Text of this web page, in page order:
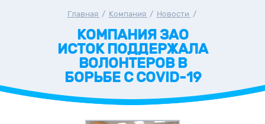
Главная / Компания / Новости /
КОМПАНИЯ ЗАО
ИСТОК ПОДДЕРЖАЛА
ВОЛОНТЕРОВ В
БОРЬБЕ С COVID-19